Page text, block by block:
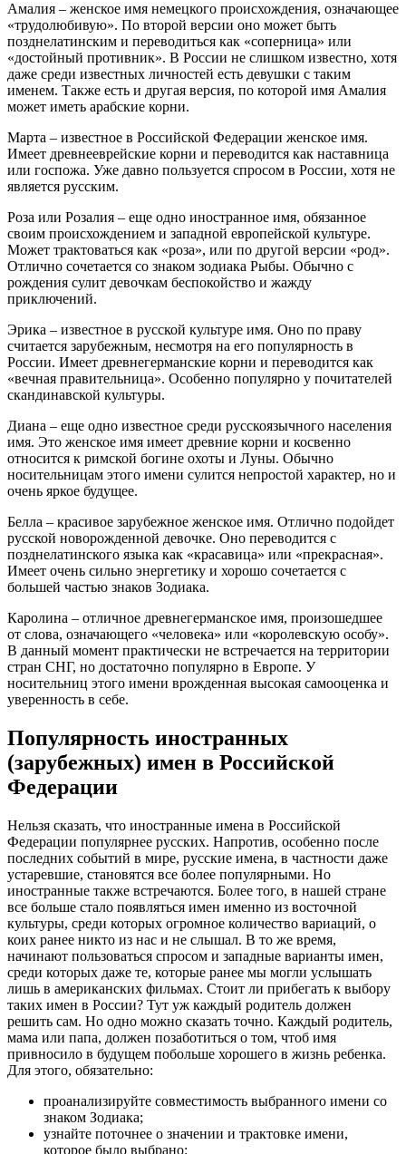
Амалия – женское имя немецкого происхождения, означающее
«трудолюбивую». По второй версии оно может быть
позднелатинским и переводиться как «соперница» или
«достойный противник». В России не слишком известно, хотя
даже среди известных личностей есть девушки с таким
именем. Также есть и другая версия, по которой имя Амалия
может иметь арабские корни.
Марта – известное в Российской Федерации женское имя.
Имеет древнееврейские корни и переводится как наставница
или госпожа. Уже давно пользуется спросом в России, хотя не
является русским.
Роза или Розалия – еще одно иностранное имя, обязанное
своим происхождением и западной европейской культуре.
Может трактоваться как «роза», или по другой версии «род».
Отлично сочетается со знаком зодиака Рыбы. Обычно с
рождения сулит девочкам беспокойство и жажду
приключений.
Эрика – известное в русской культуре имя. Оно по праву
считается зарубежным, несмотря на его популярность в
России. Имеет древнегерманские корни и переводится как
«вечная правительница». Особенно популярно у почитателей
скандинавской культуры.
Диана – еще одно известное среди русскоязычного населения
имя. Это женское имя имеет древние корни и косвенно
относится к римской богине охоты и Луны. Обычно
носительницам этого имени сулится непростой характер, но и
очень яркое будущее.
Белла – красивое зарубежное женское имя. Отлично подойдет
русской новорожденной девочке. Оно переводится с
позднелатинского языка как «красавица» или «прекрасная».
Имеет очень сильно энергетику и хорошо сочетается с
большей частью знаков Зодиака.
Каролина – отличное древнегерманское имя, произошедшее
от слова, означающего «человека» или «королевскую особу».
В данный момент практически не встречается на территории
стран СНГ, но достаточно популярно в Европе. У
носительниц этого имени врожденная высокая самооценка и
уверенность в себе.
Популярность иностранных
(зарубежных) имен в Российской
Федерации
Нельзя сказать, что иностранные имена в Российской
Федерации популярнее русских. Напротив, особенно после
последних событий в мире, русские имена, в частности даже
устаревшие, становятся все более популярными. Но
иностранные также встречаются. Более того, в нашей стране
все больше стало появляться имен именно из восточной
культуры, среди которых огромное количество вариаций, о
коих ранее никто из нас и не слышал. В то же время,
начинают пользоваться спросом и западные варианты имен,
среди которых даже те, которые ранее мы могли услышать
лишь в американских фильмах. Стоит ли прибегать к выбору
таких имен в России? Тут уж каждый родитель должен
решить сам. Но одно можно сказать точно. Каждый родитель,
мама или папа, должен позаботиться о том, чтоб имя
привносило в будущем побольше хорошего в жизнь ребенка.
Для этого, обязательно:
проанализируйте совместимость выбранного имени со
знаком Зодиака;
узнайте поточнее о значении и трактовке имени,
которое было выбрано;